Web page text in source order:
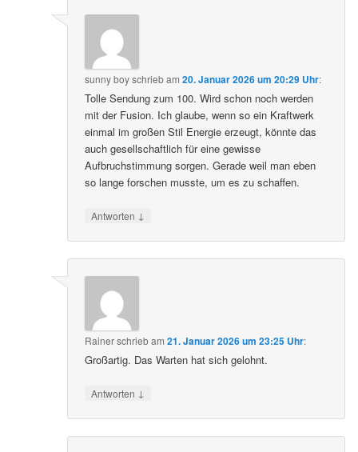
sunny boyschriebam20. Januar 2026 um 20:29 Uhr:
Tolle Sendung zum 100. Wird schon noch werden
mit der Fusion. Ich glaube, wenn so ein Kraftwerk
einmal im großen Stil Energie erzeugt, könnte das
auch gesellschaftlich für eine gewisse
Aufbruchstimmung sorgen. Gerade weil man eben
so lange forschen musste, um es zu schaffen.
Antworten ↓
Rainerschriebam21. Januar 2026 um 23:25 Uhr:
Großartig. Das Warten hat sich gelohnt.
Antworten ↓